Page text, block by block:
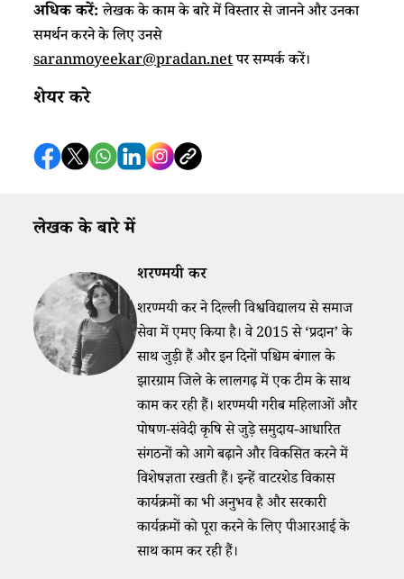
अधिक करें:लेखक के काम के बारे में विस्तार से जानने और उनका
समर्थन करने के लिए उनसे
saranmoyeekar@pradan.netपर सम्पर्क करें।
शेयर करे
लेखक के बारे में
शरण्मयी कर
शरण्मयी कर ने दिल्ली विश्वविद्यालय से समाज
सेवा में एमए किया है। वे 2015 से ‘प्रदान’ के
साथ जुड़ी हैं और इन दिनों पश्चिम बंगाल के
झारग्राम जिले के लालगढ़ में एक टीम के साथ
काम कर रही हैं। शरण्मयी गरीब महिलाओं और
पोषण-संवेदी कृषि से जुड़े समुदाय-आधारित
संगठनों को आगे बढ़ाने और विकसित करने में
विशेषज्ञता रखती हैं। इन्हें वाटरशेड विकास
कार्यक्रमों का भी अनुभव है और सरकारी
कार्यक्रमों को पूरा करने के लिए पीआरआई के
साथ काम कर रही हैं।